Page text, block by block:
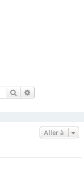
Rechercher
Aller à